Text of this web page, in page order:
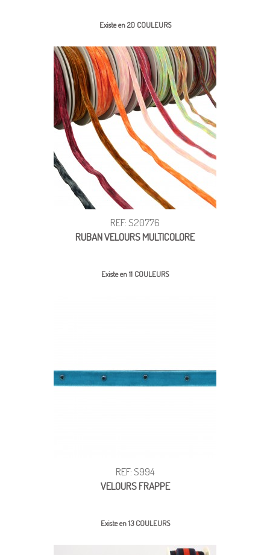
Existe en 20 COULEURS
REF: S20776
RUBAN VELOURS MULTICOLORE
Existe en 11 COULEURS
REF: S994
VELOURS FRAPPE
Existe en 13 COULEURS